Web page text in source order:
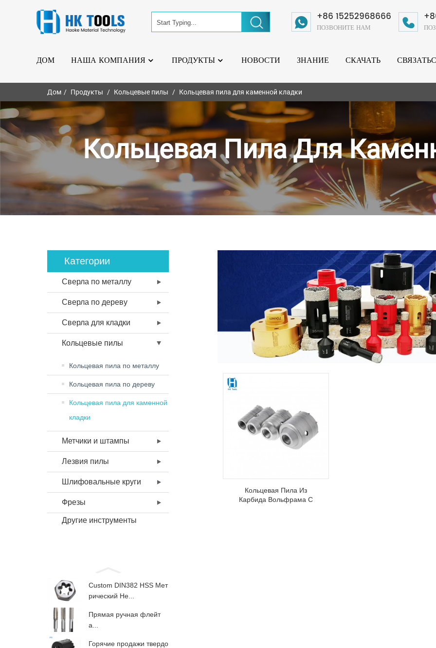
+86 15252968666
ПОЗВОНИТЕ НАМ
ДОМ НАША КОМПАНИЯ ПРОДУКТЫ НОВОСТИ ЗНАНИЕ СКАЧАТЬ
Дом Продукты Кольцевые пилы Кольцевая пила для каменной кладки
Кольцевая Пила Для
Категории
Сверла по металлу
Сверла по дереву
Сверла для кладки
Кольцевые пилы
Кольцевая пила по металлу
Кольцевая пила по дереву
Кольцевая пила для каменной
кладки
Метчики и штампы
Лезвия пилы
Шлифовальные круги
Фрезы
Другие инструменты
Custom DIN382 HSS Мет
рический He...
Прямая ручная флейт
а...
Горячие продажи твердо
Кольцевая Пила Из
Карбида Вольфрама С